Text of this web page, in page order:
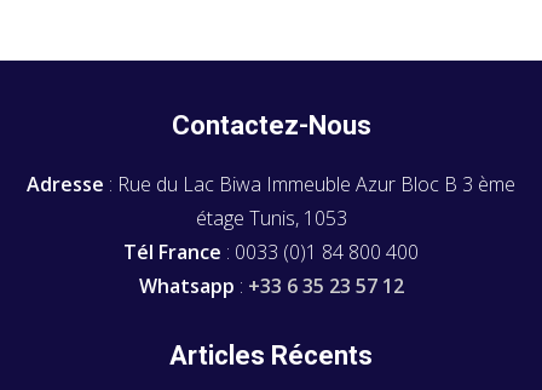
Contactez-Nous
Adresse : Rue du Lac Biwa Immeuble Azur Bloc B 3 ème
étage Tunis, 1053
Tél France : 0033 (0)1 84 800 400
Whatsapp : +33 6 35 23 57 12
Articles Récents